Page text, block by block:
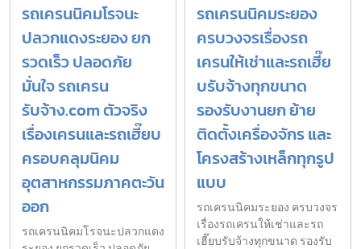
รถเครนนิคมโรจนะ
ปลวกแดงระยอง ยก
รวดเร็ว ปลอดภัย
มั่นใจ รถเครน
รับจ้าง.com ตัวจริง
เรื่องเครนและรถเฮี๊ยบ
ครอบคลุมนิคม
อุตสาหกรรมภาคตะวัน
ออก
รถเครนนิคมโรจนะปลวกแดง
รถเครนนิคมระยอง
ครบวงจรเรื่องรถ
เครนให้เช่าและรถเฮี๊ย
บรับจ้างทุกขนาด
รองรับงานยก ย้าย
ติดตั้งเครื่องจักร และ
โครงสร้างเหล็กทุกรูป
แบบ
รถเครนนิคมระยอง ครบวงจร
เรื่องรถเครนให้เช่าและรถ
เฮี๊ยบรับจ้างทุกขนาด รองรับ